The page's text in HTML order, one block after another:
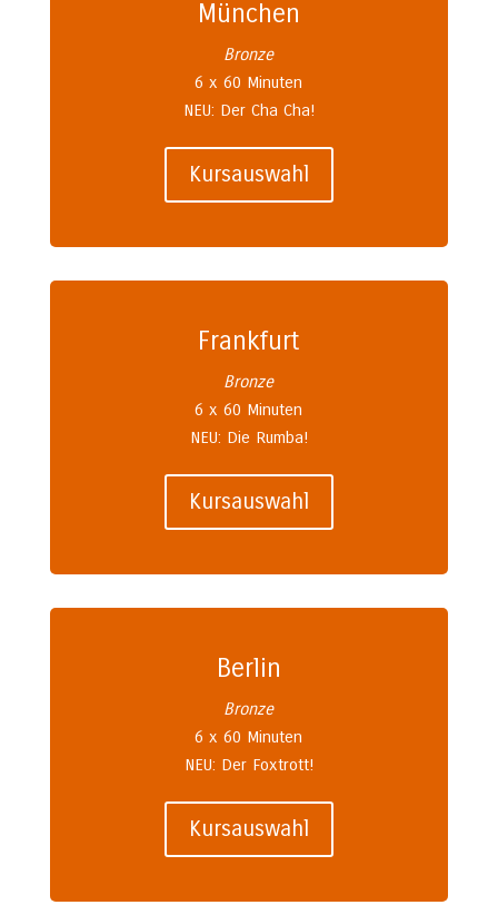
München
Bronze
6 x 60 Minuten
NEU: Der Cha Cha!
Kursauswahl
Frankfurt
Bronze
6 x 60 Minuten
NEU: Die Rumba!
Kursauswahl
Berlin
Bronze
6 x 60 Minuten
NEU: Der Foxtrott!
Kursauswahl